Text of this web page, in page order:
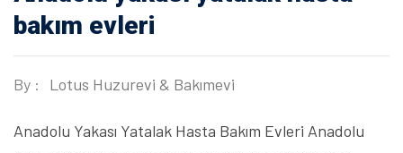
bakım evleri
By : Lotus Huzurevi & Bakımevi
Anadolu Yakası Yatalak Hasta Bakım Evleri Anadolu